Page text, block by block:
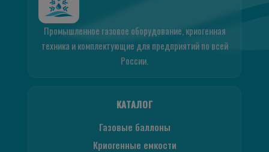
Промышленное газовое оборудование, криогенная
техника и комплектующие для предприятий по всей
России.
КАТАЛОГ
Газовые баллоны
Криогенные емкости